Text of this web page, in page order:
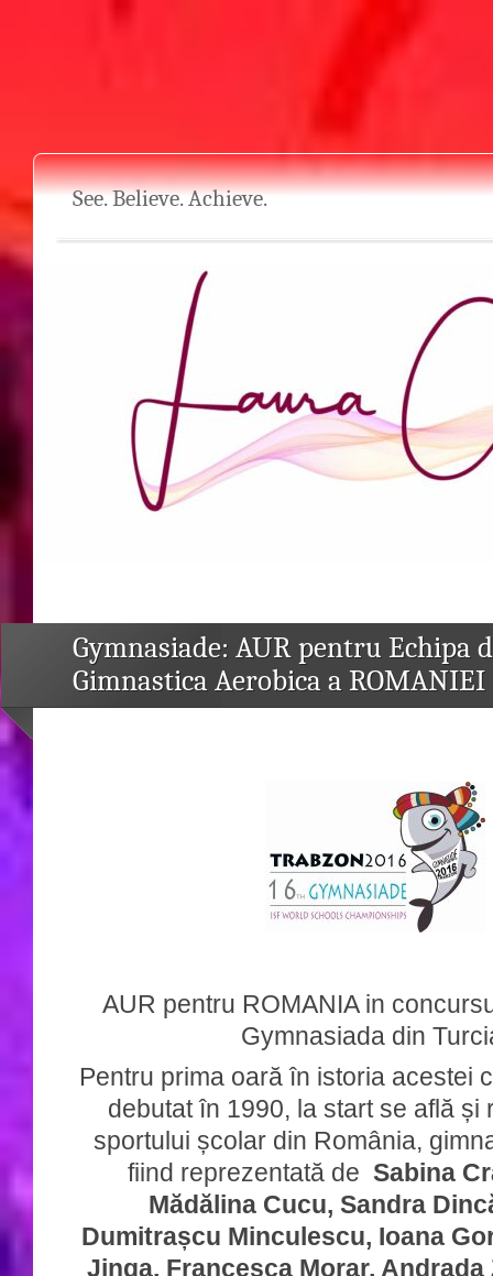
See. Believe. Achieve.
Gymnasiade: AUR pentru Echipa
Gimnastica Aerobica a ROMANIEI
AUR pentru ROMANIA in
Gymnasiada din
Pentru prima oară în istoria acestei
debutat în 1990, la start se află și
sportului școlar din România,
fiind reprezentată de Sabina
Mădălina Cucu, Sandra
Dumitrașcu Minculescu, Ioana
Jinga, Francesca Morar, Andrada